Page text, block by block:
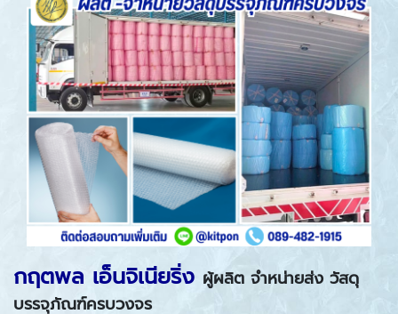
กฤตพล เอ็นจิเนียริ่ง ผู้ผลิต จำหน่ายส่ง วัสดุ
บรรจุภัณฑ์ครบวงจร